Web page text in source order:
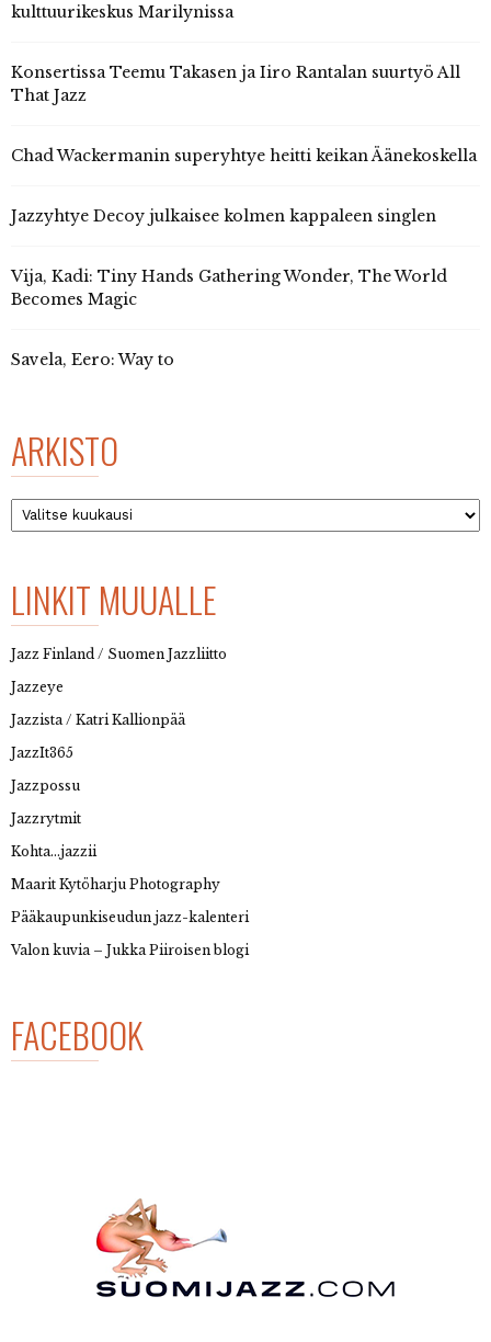
kulttuurikeskus Marilynissa
Konsertissa Teemu Takasen ja Iiro Rantalan suurtyö All
That Jazz
Chad Wackermanin superyhtye heitti keikan Äänekoskella
Jazzyhtye Decoy julkaisee kolmen kappaleen singlen
Vija, Kadi: Tiny Hands Gathering Wonder, The World
Becomes Magic
Savela, Eero: Way to
ARKISTO
Arkisto
LINKIT MUUALLE
Jazz Finland / Suomen Jazzliitto
Jazzeye
Jazzista / Katri Kallionpää
JazzIt365
Jazzpossu
Jazzrytmit
Kohta…jazzii
Maarit Kytöharju Photography
Pääkaupunkiseudun jazz-kalenteri
Valon kuvia – Jukka Piiroisen blogi
FACEBOOK